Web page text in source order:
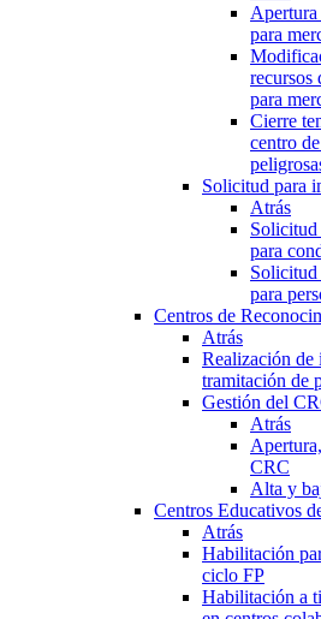
para
recursos
para
Cierre
centro
Solicitud para
Atrás
Solicitud
para
Solicitud
para
Centros de
Atrás
Realización de
tramitación de
Gestión del
Atrás
CRC
Alta y
Centros Educativos
Atrás
Habilitación
ciclo FP
Habilitación a